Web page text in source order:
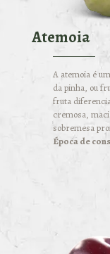
Atemoia
A atemoia é
da pinha, ou
fruta
cremosa,
sobremesa
Época de